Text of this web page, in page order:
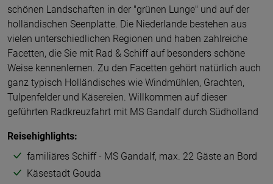
schönen Landschaften in der "grünen Lunge" und auf der
holländischen Seenplatte. Die Niederlande bestehen aus
vielen unterschiedlichen Regionen und haben zahlreiche
Facetten, die Sie mit Rad & Schiff auf besonders schöne
Weise kennenlernen. Zu den Facetten gehört natürlich auch
ganz typisch Holländisches wie Windmühlen, Grachten,
Tulpenfelder und Käsereien. Willkommen auf dieser
geführten Radkreuzfahrt mit MS Gandalf durch Südholland
Reisehighlights:
familiäres Schiff - MS Gandalf, max. 22 Gäste an Bord
Käsestadt Gouda